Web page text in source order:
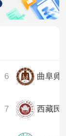
曲阜师
西藏民